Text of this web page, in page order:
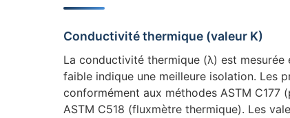
Conductivité thermique (valeur K)
La conductivité thermique (λ) est mesurée
faible indique une meilleure isolation. Les
conformément aux méthodes ASTM C177
ASTM C518 (fluxmètre thermique). Les